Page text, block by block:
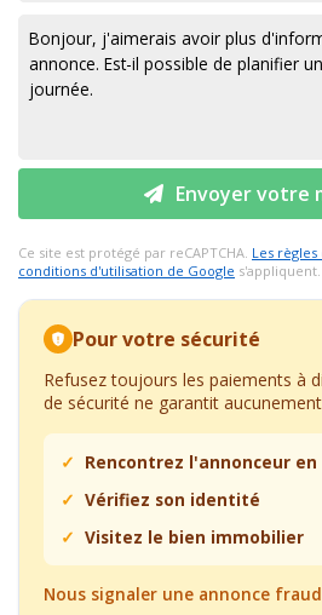
Envoyer votre
Ce site est protégé par reCAPTCHA. Les
conditions d'utilisation de Google s'appliquent.
Pour votre sécurité
Refusez toujours les paiements à
de sécurité ne garantit
Rencontrez l'annonceur en
Vérifiez son identité
Visitez le bien immobilier
Nous signaler une annonce